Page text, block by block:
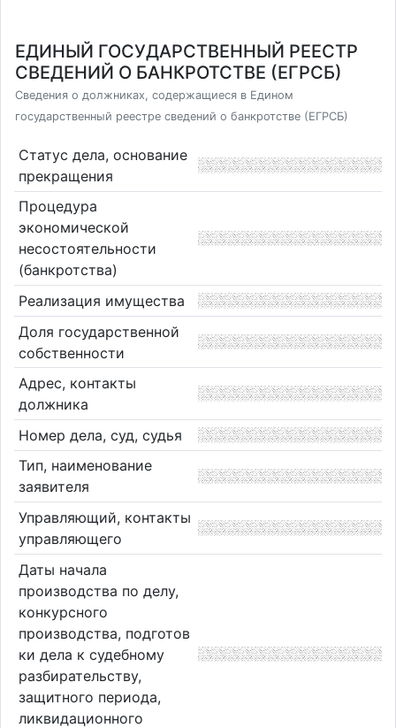
ЕДИНЫЙ ГОСУДАРСТВЕННЫЙ РЕЕСТР
СВЕДЕНИЙ О БАНКРОТСТВЕ (ЕГРСБ)
Сведения о должниках, содержащиеся в Едином
государственный реестре сведений о банкротстве (ЕГРСБ)
Статус дела, основание
прекращения
Процедура
экономической
несостоятельности
(банкротства)
Реализация имущества
Доля государственной
собственности
Адрес, контакты
должника
Номер дела, суд, судья
Тип, наименование
заявителя
Управляющий, контакты
управляющего
Даты начала
производства по делу,
конкурсного
производства, подготов
ки дела к судебному
разбирательству,
защитного периода,
ликвидационного